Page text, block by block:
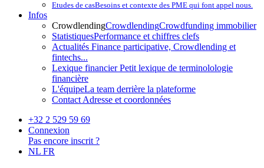
Etudes de casBesoins et contexte des PME qui font appel nous.
Infos
CrowdlendingCrowdlendingCrowdfunding immobilier
StatistiquesPerformance et chiffres clefs
Actualités Finance participative, Crowdlending et
fintechs...
Lexique financierPetit lexique de terminolologie
financière
L'équipeLa team derrière la plateforme
Contact Adresse et coordonnées
+32 2 529 59 69
Connexion
Pas encore inscrit ?
NL FR